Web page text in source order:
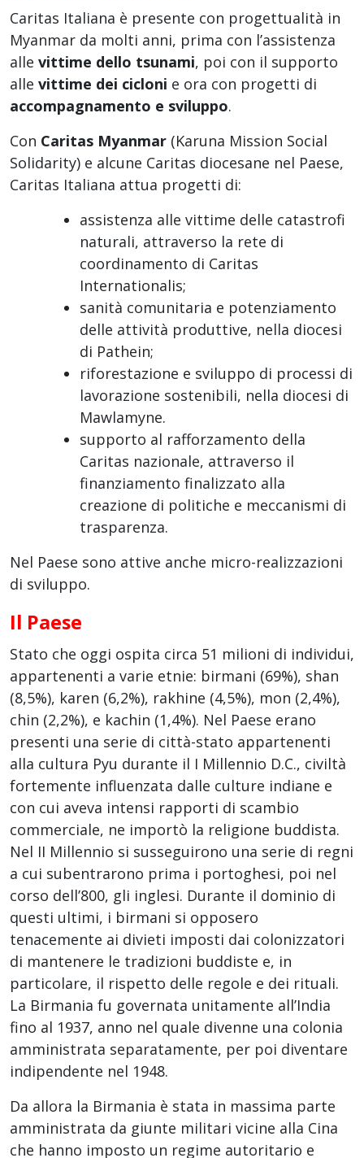
Caritas Italiana è presente con progettualità in
Myanmar da molti anni, prima con l’assistenza
alle vittime dello tsunami, poi con il supporto
alle vittime dei cicloni e ora con progetti di
accompagnamento e sviluppo.
Con Caritas Myanmar (Karuna Mission Social
Solidarity) e alcune Caritas diocesane nel Paese,
Caritas Italiana attua progetti di:
assistenza alle vittime delle catastrofi
naturali, attraverso la rete di
coordinamento di Caritas
Internationalis;
sanità comunitaria e potenziamento
delle attività produttive, nella diocesi
di Pathein;
riforestazione e sviluppo di processi di
lavorazione sostenibili, nella diocesi di
Mawlamyne.
supporto al rafforzamento della
Caritas nazionale, attraverso il
finanziamento finalizzato alla
creazione di politiche e meccanismi di
trasparenza.
Nel Paese sono attive anche micro-realizzazioni
di sviluppo.
Il Paese
Stato che oggi ospita circa 51 milioni di individui,
appartenenti a varie etnie: birmani (69%), shan
(8,5%), karen (6,2%), rakhine (4,5%), mon (2,4%),
chin (2,2%), e kachin (1,4%). Nel Paese erano
presenti una serie di città-stato appartenenti
alla cultura Pyu durante il I Millennio D.C., civiltà
fortemente influenzata dalle culture indiane e
con cui aveva intensi rapporti di scambio
commerciale, ne importò la religione buddista.
Nel II Millennio si susseguirono una serie di regni
a cui subentrarono prima i portoghesi, poi nel
corso dell’800, gli inglesi. Durante il dominio di
questi ultimi, i birmani si opposero
tenacemente ai divieti imposti dai colonizzatori
di mantenere le tradizioni buddiste e, in
particolare, il rispetto delle regole e dei rituali.
La Birmania fu governata unitamente all’India
fino al 1937, anno nel quale divenne una colonia
amministrata separatamente, per poi diventare
indipendente nel 1948.
Da allora la Birmania è stata in massima parte
amministrata da giunte militari vicine alla Cina
che hanno imposto un regime autoritario e